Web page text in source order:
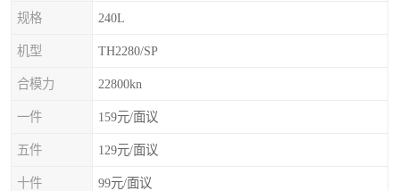
规格 240L
机型 TH2280/SP
合模力 22800kn
一件 159元/面议
五件 129元/面议
十件 99元/面议